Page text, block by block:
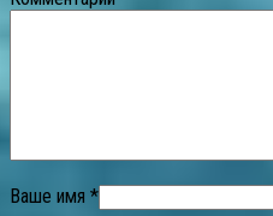
Ваше имя *